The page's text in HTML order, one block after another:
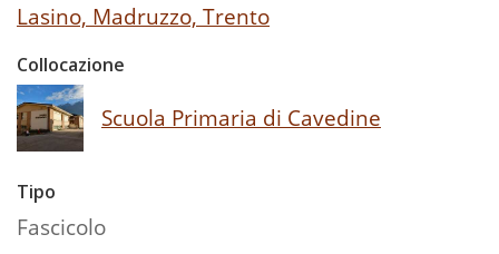
Lasino, Madruzzo, Trento
Collocazione
Scuola Primaria di Cavedine
Tipo
Fascicolo